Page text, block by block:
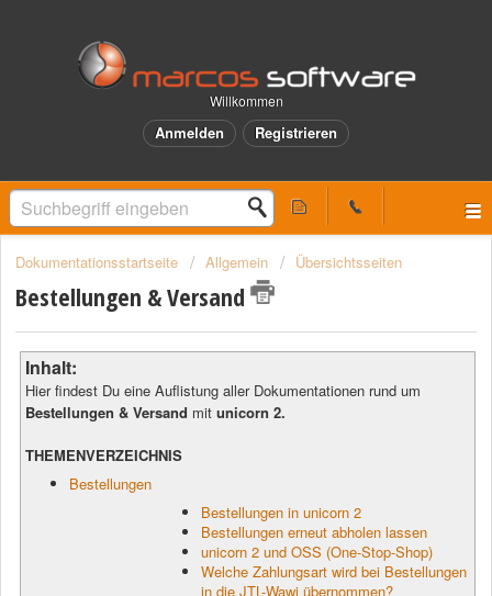
Willkommen
Anmelden Registrieren
Dokumentationsstartseite Allgemein Übersichtsseiten
Bestellungen & Versand
Inhalt:
Hier findest Du eine Auflistung aller Dokumentationen rund um
Bestellungen & Versand mitunicorn 2.
THEMENVERZEICHNIS
Bestellungen
Bestellungen in unicorn 2
Bestellungen erneut abholen lassen
unicorn 2 und OSS (One-Stop-Shop)
Welche Zahlungsart wird bei Bestellungen
in die JTL-Wawi übernommen?